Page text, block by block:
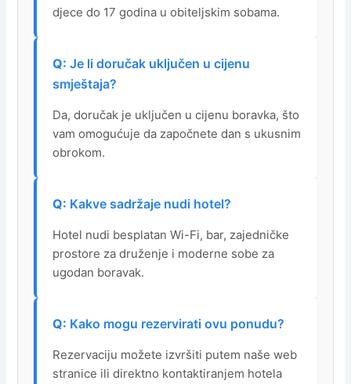
djece do 17 godina u obiteljskim sobama.
Je li doručak uključen u cijenu
smještaja?
Da, doručak je uključen u cijenu boravka, što
vam omogućuje da započnete dan s ukusnim
obrokom.
Kakve sadržaje nudi hotel?
Hotel nudi besplatan Wi-Fi, bar, zajedničke
prostore za druženje i moderne sobe za
ugodan boravak.
Kako mogu rezervirati ovu ponudu?
Rezervaciju možete izvršiti putem naše web
stranice ili direktno kontaktiranjem hotela